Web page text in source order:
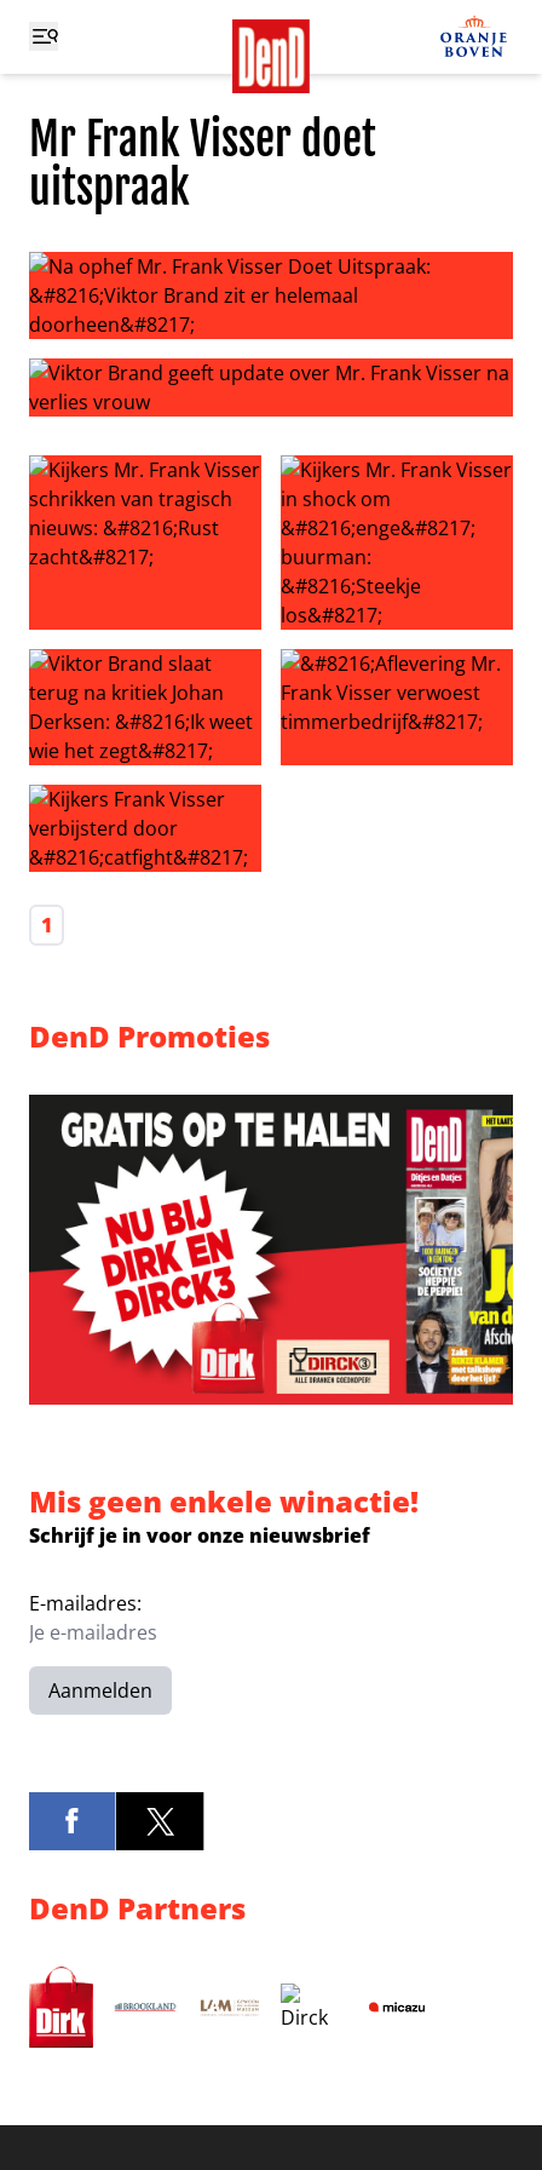
Mr Frank Visser doet
uitspraak
Na ophef Mr. Frank Visser Doet Uitspraak: ‘Viktor
Kijkers Mr. Frank Visser schrikken van tragisch nieuws:
Kijkers Mr. Frank Visser in
Viktor Brand slaat terug na kritiek Johan Derksen: ‘Ik
1
DenD Promoties
Mis geen enkele winactie!
Schrijf je in voor onze nieuwsbrief
E-mailadres:
Aanmelden
DenD Partners